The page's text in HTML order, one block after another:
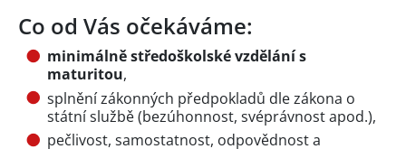
Co od Vás očekáváme:
minimálně středoškolské vzdělání s
maturitou,
splnění zákonných předpokladů dle zákona o
státní službě (bezúhonnost, svéprávnost apod.),
pečlivost, samostatnost, odpovědnost a